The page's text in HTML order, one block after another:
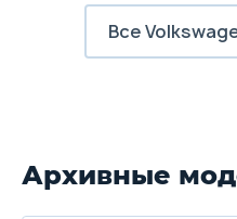
Все
Архивные